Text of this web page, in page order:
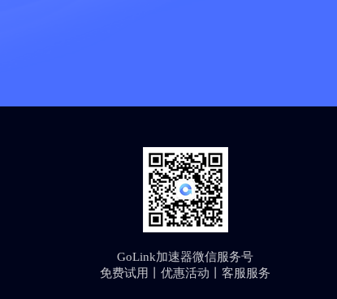
GoLink加速器微信服务号
免费试用丨优惠活动丨客服服务